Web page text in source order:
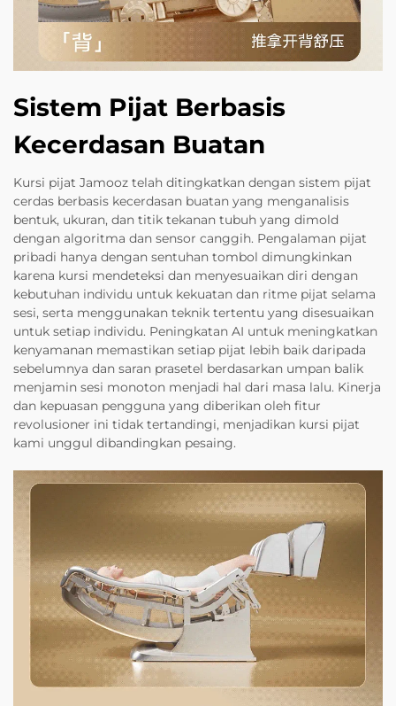
Sistem Pijat Berbasis
Kecerdasan Buatan
Kursi pijat Jamooz telah ditingkatkan dengan sistem pijat
cerdas berbasis kecerdasan buatan yang menganalisis
bentuk, ukuran, dan titik tekanan tubuh yang dimold
dengan algoritma dan sensor canggih. Pengalaman pijat
pribadi hanya dengan sentuhan tombol dimungkinkan
karena kursi mendeteksi dan menyesuaikan diri dengan
kebutuhan individu untuk kekuatan dan ritme pijat selama
sesi, serta menggunakan teknik tertentu yang disesuaikan
untuk setiap individu. Peningkatan AI untuk meningkatkan
kenyamanan memastikan setiap pijat lebih baik daripada
sebelumnya dan saran prasetel berdasarkan umpan balik
menjamin sesi monoton menjadi hal dari masa lalu. Kinerja
dan kepuasan pengguna yang diberikan oleh fitur
revolusioner ini tidak tertandingi, menjadikan kursi pijat
kami unggul dibandingkan pesaing.